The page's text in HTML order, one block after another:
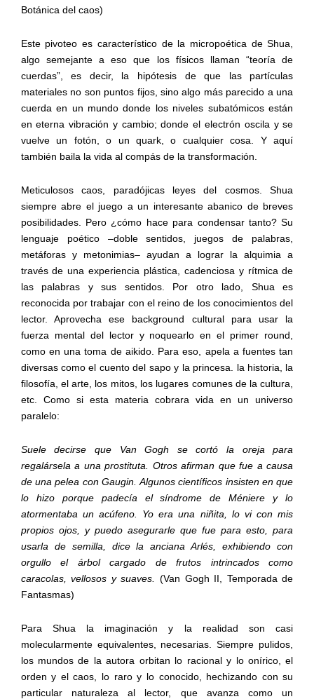
Botánica del caos)
Este pivoteo es característico de la micropoética de Shua,
algo semejante a eso que los físicos llaman “teoría de
cuerdas”, es decir, la hipótesis de que las partículas
materiales no son puntos fijos, sino algo más parecido a una
cuerda en un mundo donde los niveles subatómicos están
en eterna vibración y cambio; donde el electrón oscila y se
vuelve un fotón, o un quark, o cualquier cosa
Y aquí
también baila la vida al compás de la transformación.
Meticulosos caos, paradójicas leyes del cosmos. Shua
siempre abre el juego a un interesante abanico de breves
posibilidades. Pero ¿cómo hace para condensar tanto? Su
lenguaje poético –doble sentidos, juegos de palabras,
metáforas y metonimias– ayudan a lograr la alquimia a
través de una experiencia plástica, cadenciosa y rítmica de
las palabras y sus sentidos. Por otro lado, Shua es
reconocida por trabajar con el reino de los conocimientos del
lector. Aprovecha ese background cultural para usar la
fuerza mental del lector y noquearlo en el primer round,
como en una toma de aikido. Para eso, apela a fuentes tan
diversas como el cuento del sapo y la princesa. la historia, la
filosofía, el arte, los mitos, los lugares comunes de la cultura,
etc. Como si esta materia cobrara vida en un universo
paralelo:
Suele decirse que Van Gogh se cortó la oreja para
regalársela a una prostituta. Otros afirman que fue a causa
de una pelea con Gaugin. Algunos científicos insisten en que
lo hizo porque padecía el síndrome de Méniere y lo
atormentaba un acúfeno. Yo era una niñita, lo vi con mis
propios ojos, y puedo asegurarle que fue para esto, para
usarla de semilla, dice la anciana Arlés, exhibiendo con
orgullo el árbol cargado de frutos intrincados como
caracolas, vellosos y suaves. (Van Gogh II, Temporada de
Fantasmas)
Para Shua la imaginación y la realidad son casi
molecularmente equivalentes, necesarias. Siempre pulidos,
los mundos de la autora orbitan lo racional y lo onírico, el
orden y el caos, lo raro y lo conocido, hechizando con su
particular naturaleza al lector, que avanza como un